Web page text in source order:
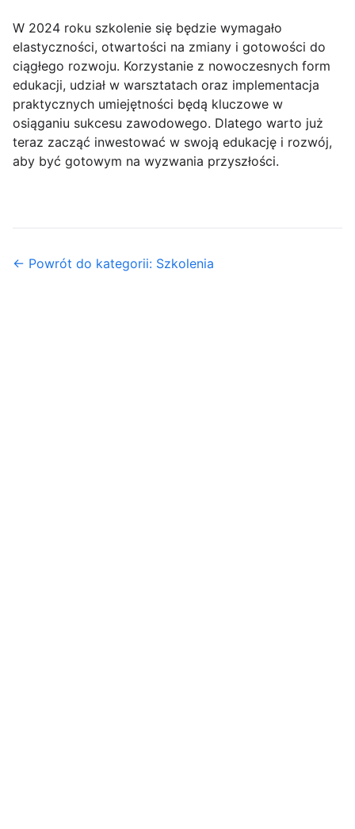
W 2024 roku szkolenie się będzie wymagało
elastyczności, otwartości na zmiany i gotowości do
ciągłego rozwoju. Korzystanie z nowoczesnych form
edukacji, udział w warsztatach oraz implementacja
praktycznych umiejętności będą kluczowe w
osiąganiu sukcesu zawodowego. Dlatego warto już
teraz zacząć inwestować w swoją edukację i rozwój,
aby być gotowym na wyzwania przyszłości.
← Powrót do kategorii: Szkolenia